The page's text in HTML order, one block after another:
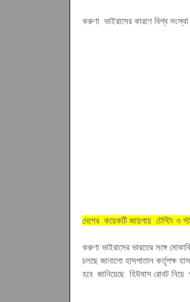
করুণা ভাইরাসের কারণে বিশ্ব
দেশের কয়েকটি জায়গায় টেস্টিং ও
করুণা ভাইরাসের ভারতের সঙ্গে
চলছে জানালো হাসপাতাল কর্তৃপক্ষ
হবে জানিয়েছে হিউমাস রোবট